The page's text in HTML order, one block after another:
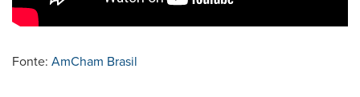
Fonte: AmCham Brasil